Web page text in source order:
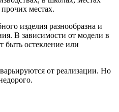
местах.
изделия разнообразна и
В зависимости от модели в
быть остекление или
от реализации. Но